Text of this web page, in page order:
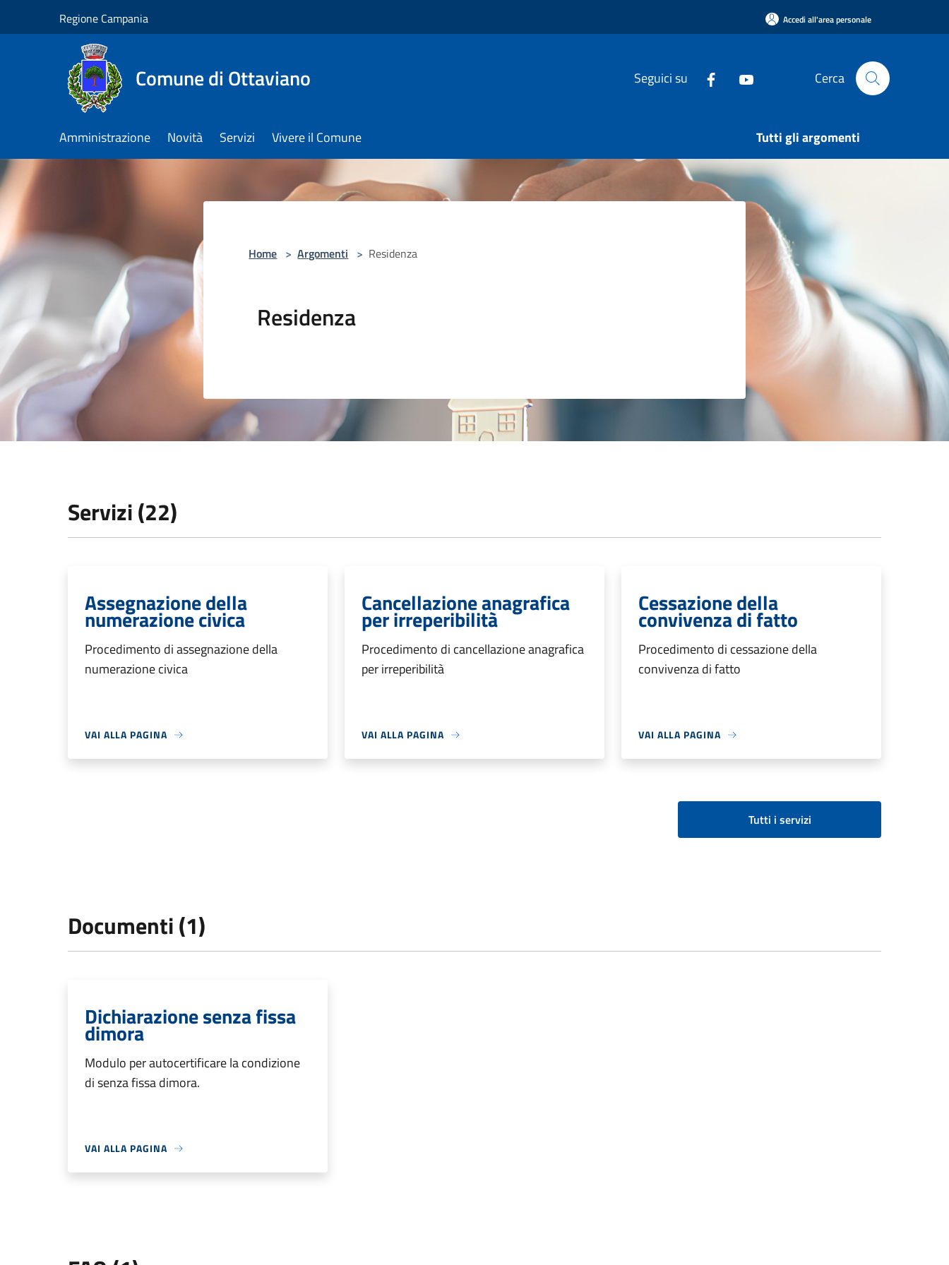
Regione Campania Accedi all'area personale
Comune di Ottaviano Seguici su Cerca
Amministrazione Novità Servizi Vivere il Comune Tutti gli argomenti
Home > Argomenti > Residenza
Residenza
Servizi (22)
Assegnazione della
numerazione civica
Procedimento di assegnazione della
numerazione civica
VAI ALLA PAGINA
Cancellazione anagrafica
per irreperibilità
Procedimento di cancellazione anagrafica
per irreperibilità
VAI ALLA PAGINA
Cessazione della
convivenza di fatto
Procedimento di cessazione della
convivenza di fatto
VAI ALLA PAGINA
Tutti i servizi
Documenti (1)
Dichiarazione senza fissa
dimora
Modulo per autocertificare la condizione
di senza fissa dimora.
VAI ALLA PAGINA